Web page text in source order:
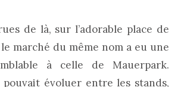
de là, sur l’adorable place de
marché du même nom a eu une
à celle de Mauerpark.
évoluer entre les stands,